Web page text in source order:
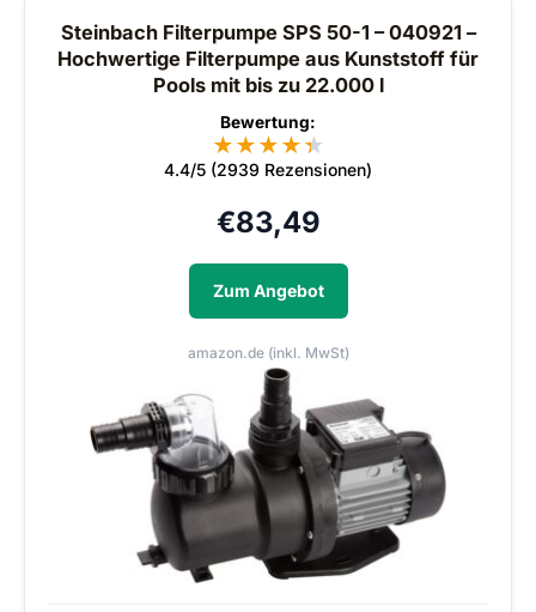
Steinbach Filterpumpe SPS 50-1 – 040921 –
Hochwertige Filterpumpe aus Kunststoff für
Pools mit bis zu 22.000 l
Bewertung:
★★★★★
★
4.4/5 (2939 Rezensionen)
€83,49
Zum Angebot
amazon.de (inkl. MwSt)